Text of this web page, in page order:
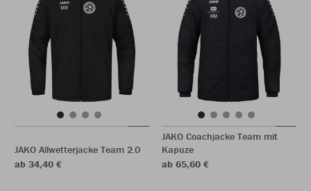
JAKO Allwetterjacke Team 2.0
ab 34,40 €
JAKO Coachjacke Team mit
Kapuze
ab 65,60 €